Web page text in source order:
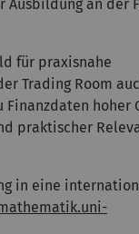
Ausbildung an der
für praxisnahe
Trading Room
Finanzdaten hoher
praktischer
in eine